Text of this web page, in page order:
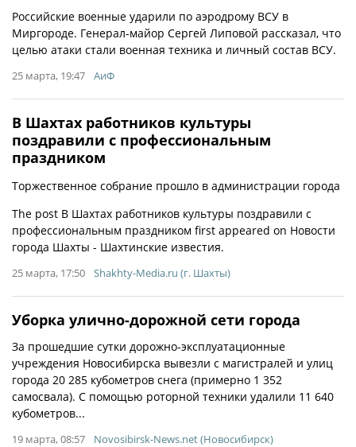
Российские военные ударили по аэродрому ВСУ в
Миргороде. Генерал-майор Сергей Липовой рассказал, что
целью атаки стали военная техника и личный состав ВСУ.
25 марта, 19:47 АиФ
В Шахтах работников культуры
поздравили с профессиональным
праздником
Торжественное собрание прошло в администрации города
The post В Шахтах работников культуры поздравили с
профессиональным праздником first appeared on Новости
города Шахты - Шахтинские известия.
25 марта, 17:50 Shakhty-Media.ru (г. Шахты)
Уборка улично-дорожной сети города
За прошедшие сутки дорожно-эксплуатационные
учреждения Новосибирска вывезли с магистралей и улиц
города 20 285 кубометров снега (примерно 1 352
самосвала). С помощью роторной техники удалили 11 640
кубометров...
19 марта, 08:57 Novosibirsk-News.net (Новосибирск)